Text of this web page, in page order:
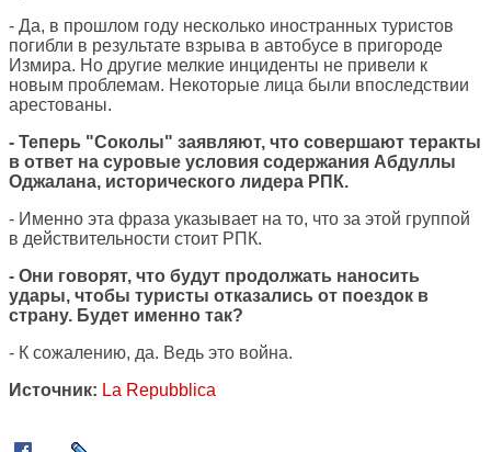
- Да, в прошлом году несколько иностранных туристов
погибли в результате взрыва в автобусе в пригороде
Измира. Но другие мелкие инциденты не привели к
новым проблемам. Некоторые лица были впоследствии
арестованы.
- Теперь "Соколы" заявляют, что совершают теракты
в ответ на суровые условия содержания Абдуллы
Оджалана, исторического лидера РПК.
- Именно эта фраза указывает на то, что за этой группой
в действительности стоит РПК.
- Они говорят, что будут продолжать наносить
удары, чтобы туристы отказались от поездок в
страну. Будет именно так?
- К сожалению, да. Ведь это война.
Источник: La Repubblica